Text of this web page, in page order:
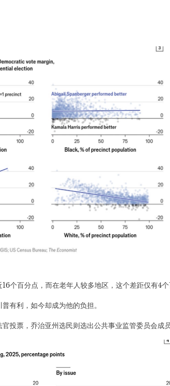
个百分点，而在老年人较多地区，这个差距仅有4个
有利，如今却成为他的负担。
投票，乔治亚州选民则选出公共事业监管委员会成员